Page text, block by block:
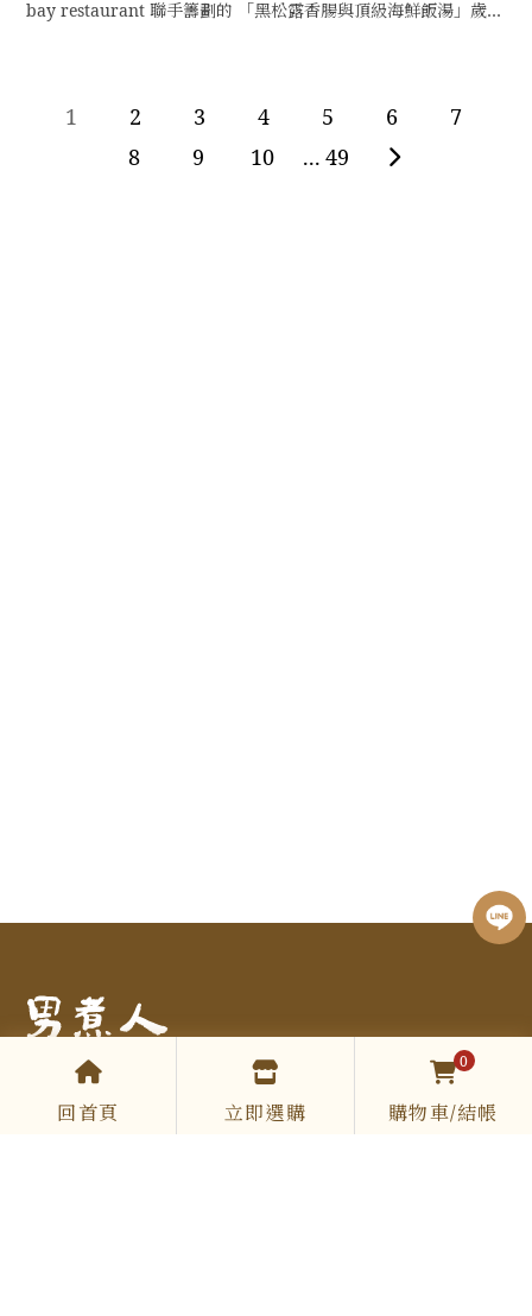
bay restaurant 聯手籌劃的 「黑松露香腸與頂級海鮮飯湯」歲末
1 2 3 4 5 6
7
8
9 10 ... 49
回首頁 立即選購
0
購物車/結帳
COOKING.SIR